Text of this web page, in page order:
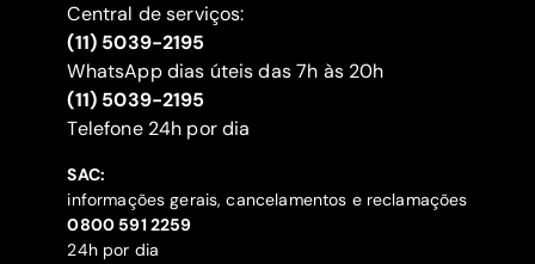
Central de serviços:
(11) 5039-2195
WhatsApp dias úteis das 7h às 20h
(11) 5039-2195
‍Telefone 24h por dia
SAC:
informações gerais, cancelamentos e reclamações
‍0800 591 2259
24h por dia